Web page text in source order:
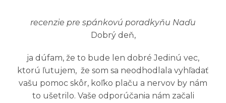
recenzie pre spánkovú poradkyňu Naďu
Dobrý deň,
ja dúfam, že to bude len dobré Jedinú vec,
ktorú ľutujem, že som sa neodhodlala vyhľadať
vašu pomoc skôr, koľko plaču a nervov by nám
to ušetrilo. Vaše odporúčania nám začali